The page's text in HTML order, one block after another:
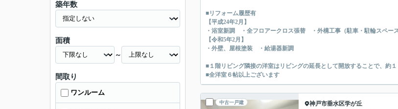
■リフォーム履歴有
【平成24年2月】
・浴室新調 ・全フロアークロス張替 ・外構工事（駐車・駐輪スペース
【令和5年2月】
・外壁、屋根塗装 ・給湯器新調
■１階リビング隣接の洋室はリビングの延長として開放することで、約
■全洋室６帖以上ございます
中古一戸建 神戸市垂水区学が丘
築年数
面積
～
間取り
ワンルーム